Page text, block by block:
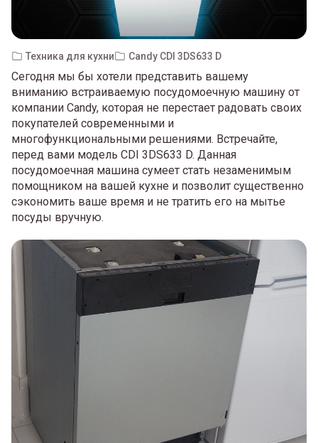
Техника для кухни Candy CDI 3DS633 D
Сегодня мы бы хотели представить вашему
вниманию встраиваемую посудомоечную машину от
компании Candy, которая не перестает радовать своих
покупателей современными и
многофункциональными решениями. Встречайте,
перед вами модель CDI 3DS633 D. Данная
посудомоечная машина сумеет стать незаменимым
помощником на вашей кухне и позволит существенно
сэкономить ваше время и не тратить его на мытье
посуды вручную.